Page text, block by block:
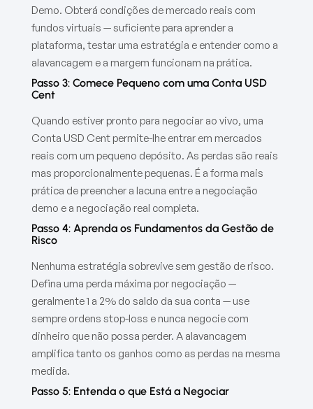
Demo. Obterá condições de mercado reais com
fundos virtuais — suficiente para aprender a
plataforma, testar uma estratégia e entender como a
alavancagem e a margem funcionam na prática.
Passo 3: Comece Pequeno com uma Conta USD
Cent
Quando estiver pronto para negociar ao vivo, uma
Conta USD Cent permite-lhe entrar em mercados
reais com um pequeno depósito. As perdas são reais
mas proporcionalmente pequenas. É a forma mais
prática de preencher a lacuna entre a negociação
demo e a negociação real completa.
Passo 4: Aprenda os Fundamentos da Gestão de
Risco
Nenhuma estratégia sobrevive sem gestão de risco.
Defina uma perda máxima por negociação —
geralmente 1 a 2% do saldo da sua conta — use
sempre ordens stop-loss e nunca negocie com
dinheiro que não possa perder. A alavancagem
amplifica tanto os ganhos como as perdas na mesma
medida.
Passo 5: Entenda o que Está a Negociar